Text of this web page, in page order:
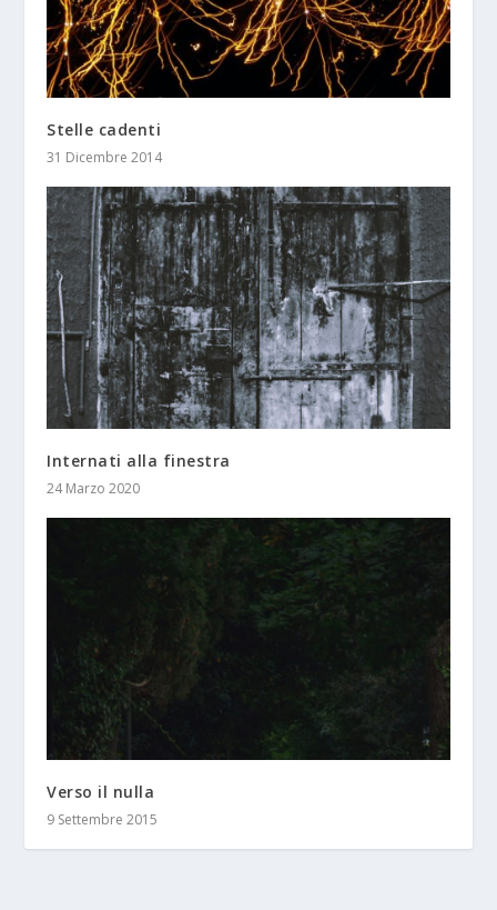
Stelle cadenti
31 Dicembre 2014
Internati alla finestra
24 Marzo 2020
Verso il nulla
9 Settembre 2015